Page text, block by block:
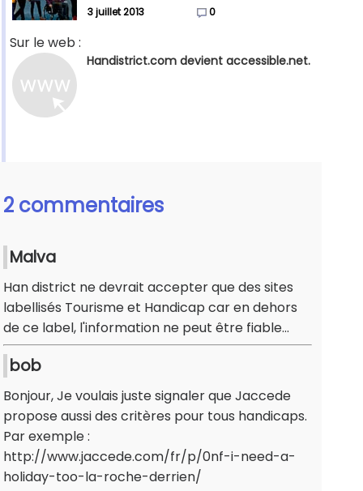
3 juillet 2013 0
Sur le web :
Handistrict.com devient accessible.net.
2 commentaires
Malva
Han district ne devrait accepter que des sites
labellisés Tourisme et Handicap car en dehors
de ce label, l'information ne peut être fiable...
bob
Bonjour, Je voulais juste signaler que Jaccede
propose aussi des critères pour tous handicaps.
Par exemple :
http://www.jaccede.com/fr/p/0nf-i-need-a-
holiday-too-la-roche-derrien/